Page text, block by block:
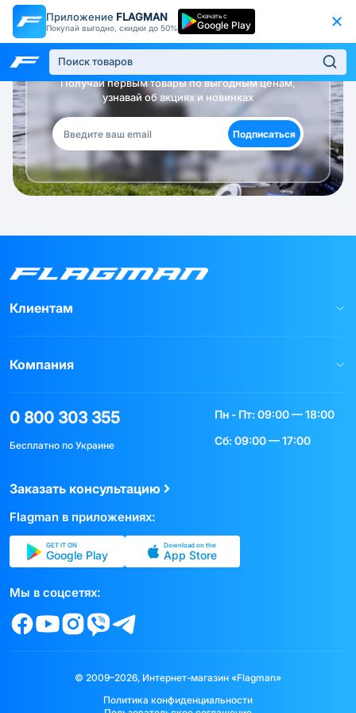
Приложение FLAGMAN
Покупай выгодно, скидки до 50%
Скачать с
Google Play
Будь в курсе!
Получай первым товары по выгодным ценам,
узнавай об акциях и новинках
Подписаться
Клиентам
Компания
0 800 303 355
Бесплатно по Украине
Пн - Пт: 09:00 — 18:00
Сб: 09:00 — 17:00
Заказать консультацию
Flagman в приложениях:
GET IT ON
Google Play
Download on the
App Store
Мы в соцсетях:
© 2009–2026, Интернет-магазин «Flagman»
Политика конфиденциальности